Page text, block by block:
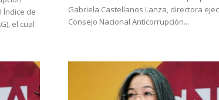
Índice de
el cual
Gabriela Castellanos Lanza, directora
Consejo Nacional Anticorrupción...